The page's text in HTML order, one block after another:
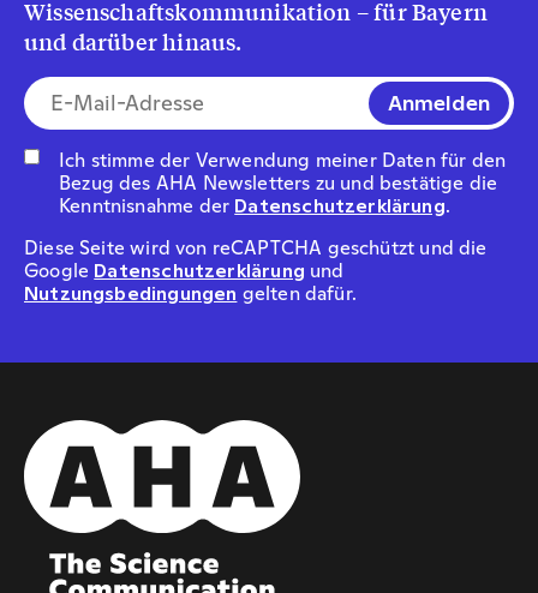
Wissenschaftskommunikation – für Bayern
und darüber hinaus.
E-Mail-Addresse*
Ich stimme der Verwendung meiner Daten für den
Bezug des AHA Newsletters zu und bestätige die
Kenntnisnahme der Datenschutzerklärung.
Diese Seite wird von reCAPTCHA geschützt und die
Google Datenschutzerklärung und
Nutzungsbedingungen gelten dafür.